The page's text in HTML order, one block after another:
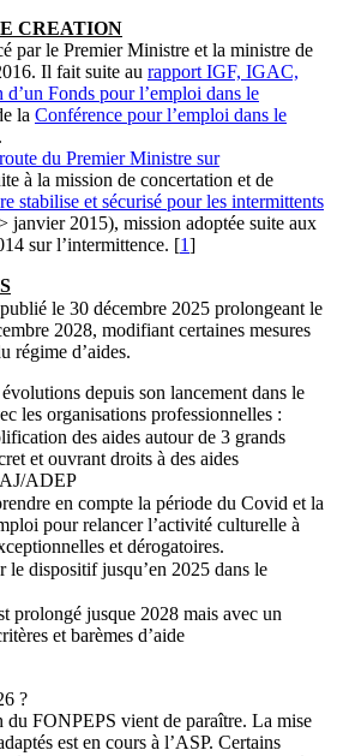
CREATION
par le Premier Ministre et la ministre de
Il fait suite au rapport IGF, IGAC,
Fonds pour l’emploi dans le
la Conférence pour l’emploi dans le
du Premier Ministre sur
à la mission de concertation et de
stabilise et sécurisé pour les intermittents
janvier 2015), mission adoptée suite aux
sur l’intermittence. [1]
le 30 décembre 2025 prolongeant le
2028, modifiant certaines mesures
régime d’aides.
depuis son lancement dans le
les organisations professionnelles :
des aides autour de 3 grands
et ouvrant droits à des aides
ADEP
en compte la période du Covid et la
pour relancer l’activité culturelle à
et dérogatoires.
dispositif jusqu’en 2025 dans le
prolongé jusque 2028 mais avec un
et barèmes d’aide
?
du FONPEPS vient de paraître. La mise
est en cours à l’ASP. Certains